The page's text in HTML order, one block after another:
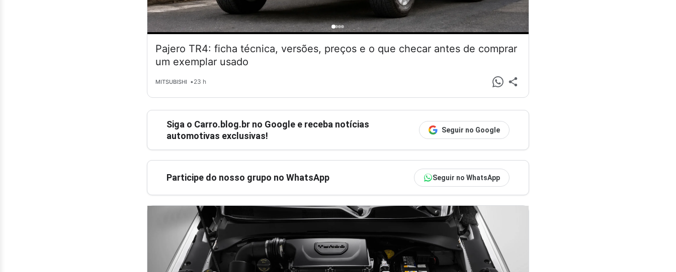
Pajero TR4: ficha técnica, versões, preços e o que checar antes de comprar
um exemplar usado
MITSUBISHI •23 h
Siga o Carro.blog.br no Google e receba notícias
automotivas exclusivas!
Seguir no Google
Participe do nosso grupo no WhatsApp Seguir no WhatsApp